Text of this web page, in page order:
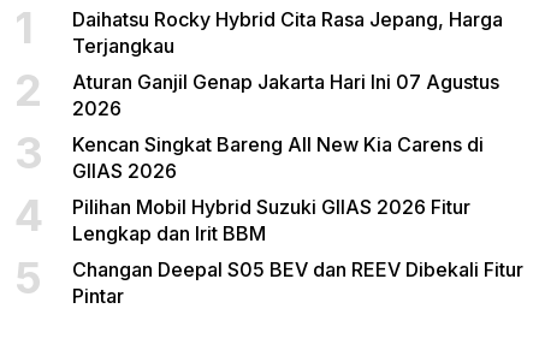
1
Daihatsu Rocky Hybrid Cita Rasa Jepang, Harga
Terjangkau
2
Aturan Ganjil Genap Jakarta Hari Ini 07 Agustus
2026
3
Kencan Singkat Bareng All New Kia Carens di
GIIAS 2026
4
Pilihan Mobil Hybrid Suzuki GIIAS 2026 Fitur
Lengkap dan Irit BBM
5
Changan Deepal S05 BEV dan REEV Dibekali Fitur
Pintar